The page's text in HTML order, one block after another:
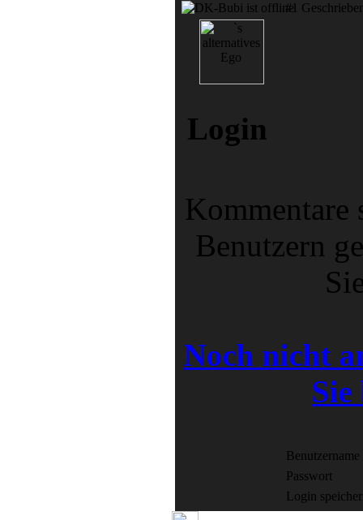
#1
Login
Kommentare
Benutzern
Noch nicht
Benutzername
Passwort
Login